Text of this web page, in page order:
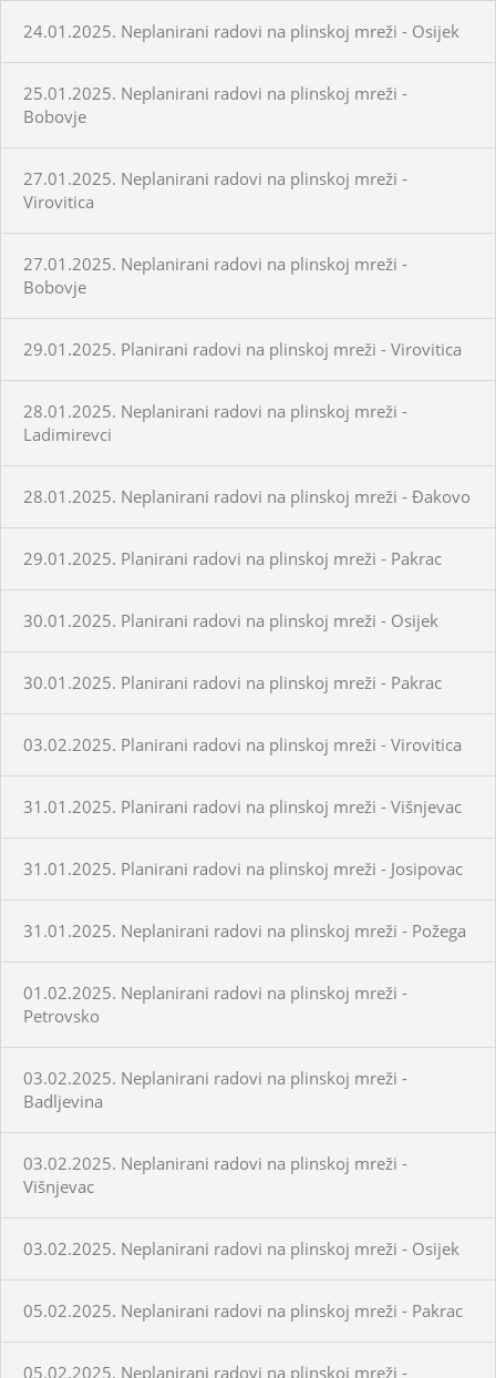
24.01.2025. Neplanirani radovi na plinskoj mreži - Osijek
25.01.2025. Neplanirani radovi na plinskoj mreži -
Bobovje
27.01.2025. Neplanirani radovi na plinskoj mreži -
Virovitica
27.01.2025. Neplanirani radovi na plinskoj mreži -
Bobovje
29.01.2025. Planirani radovi na plinskoj mreži - Virovitica
28.01.2025. Neplanirani radovi na plinskoj mreži -
Ladimirevci
28.01.2025. Neplanirani radovi na plinskoj mreži - Đakovo
29.01.2025. Planirani radovi na plinskoj mreži - Pakrac
30.01.2025. Planirani radovi na plinskoj mreži - Osijek
30.01.2025. Planirani radovi na plinskoj mreži - Pakrac
03.02.2025. Planirani radovi na plinskoj mreži - Virovitica
31.01.2025. Planirani radovi na plinskoj mreži - Višnjevac
31.01.2025. Planirani radovi na plinskoj mreži - Josipovac
31.01.2025. Neplanirani radovi na plinskoj mreži - Požega
01.02.2025. Neplanirani radovi na plinskoj mreži -
Petrovsko
03.02.2025. Neplanirani radovi na plinskoj mreži -
Badljevina
03.02.2025. Neplanirani radovi na plinskoj mreži -
Višnjevac
03.02.2025. Neplanirani radovi na plinskoj mreži - Osijek
05.02.2025. Neplanirani radovi na plinskoj mreži - Pakrac
05.02.2025. Neplanirani radovi na plinskoj mreži -